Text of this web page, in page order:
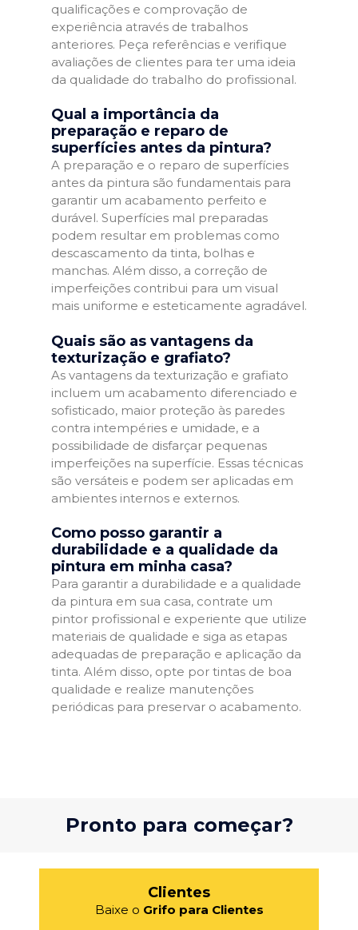
qualificações e comprovação de
experiência através de trabalhos
anteriores. Peça referências e verifique
avaliações de clientes para ter uma ideia
da qualidade do trabalho do profissional.
Qual a importância da
preparação e reparo de
superfícies antes da pintura?
A preparação e o reparo de superfícies
antes da pintura são fundamentais para
garantir um acabamento perfeito e
durável. Superfícies mal preparadas
podem resultar em problemas como
descascamento da tinta, bolhas e
manchas. Além disso, a correção de
imperfeições contribui para um visual
mais uniforme e esteticamente agradável.
Quais são as vantagens da
texturização e grafiato?
As vantagens da texturização e grafiato
incluem um acabamento diferenciado e
sofisticado, maior proteção às paredes
contra intempéries e umidade, e a
possibilidade de disfarçar pequenas
imperfeições na superfície. Essas técnicas
são versáteis e podem ser aplicadas em
ambientes internos e externos.
Como posso garantir a
durabilidade e a qualidade da
pintura em minha casa?
Para garantir a durabilidade e a qualidade
da pintura em sua casa, contrate um
pintor profissional e experiente que utilize
materiais de qualidade e siga as etapas
adequadas de preparação e aplicação da
tinta. Além disso, opte por tintas de boa
qualidade e realize manutenções
periódicas para preservar o acabamento.
Pronto para começar?
Clientes
Baixe o Grifo para Clientes